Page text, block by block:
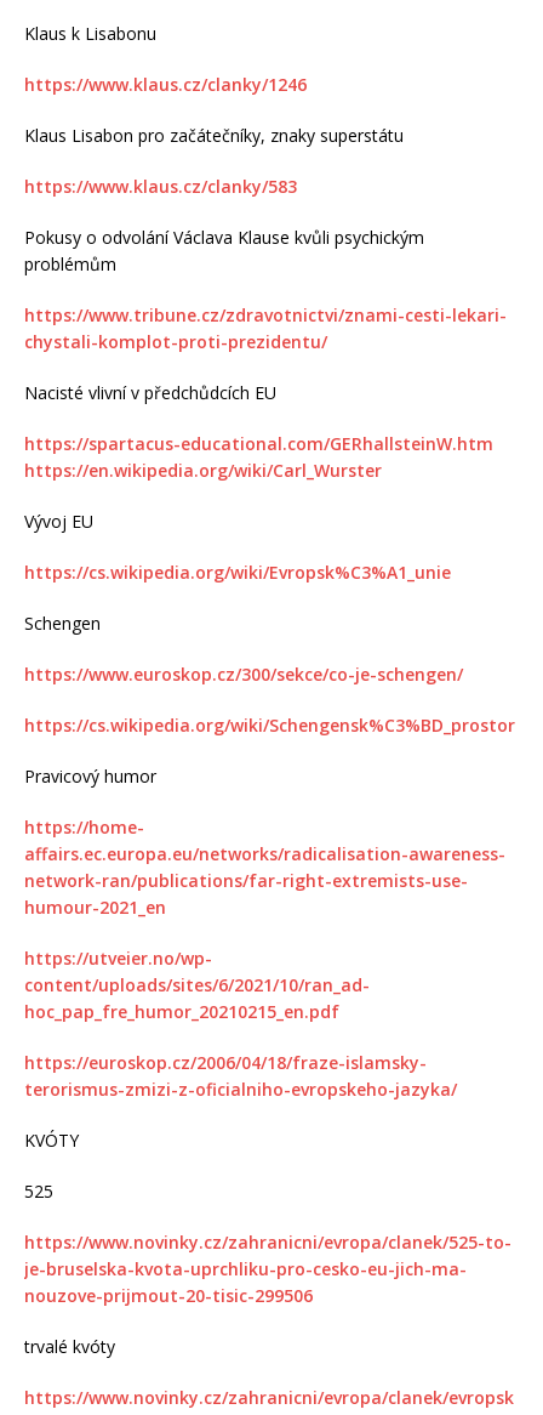
Klaus k Lisabonu
https://www.klaus.cz/clanky/1246
Klaus Lisabon pro začátečníky, znaky superstátu
https://www.klaus.cz/clanky/583
Pokusy o odvolání Václava Klause kvůli psychickým
problémům
https://www.tribune.cz/zdravotnictvi/znami-cesti-lekari-
chystali-komplot-proti-prezidentu/
Nacisté vlivní v předchůdcích EU
https://spartacus-educational.com/GERhallsteinW.htm
https://en.wikipedia.org/wiki/Carl_Wurster
Vývoj EU
https://cs.wikipedia.org/wiki/Evropsk%C3%A1_unie
Schengen
https://www.euroskop.cz/300/sekce/co-je-schengen/
https://cs.wikipedia.org/wiki/Schengensk%C3%BD_prostor
Pravicový humor
https://home-
affairs.ec.europa.eu/networks/radicalisation-awareness-
network-ran/publications/far-right-extremists-use-
humour-2021_en
https://utveier.no/wp-
content/uploads/sites/6/2021/10/ran_ad-
hoc_pap_fre_humor_20210215_en.pdf
https://euroskop.cz/2006/04/18/fraze-islamsky-
terorismus-zmizi-z-oficialniho-evropskeho-jazyka/
KVÓTY
525
https://www.novinky.cz/zahranicni/evropa/clanek/525-to-
je-bruselska-kvota-uprchliku-pro-cesko-eu-jich-ma-
nouzove-prijmout-20-tisic-299506
trvalé kvóty
https://www.novinky.cz/zahranicni/evropa/clanek/evropsk